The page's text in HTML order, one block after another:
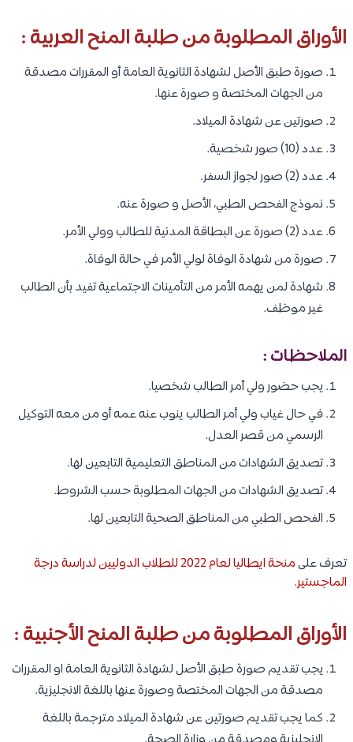
الأوراق المطلوبة من طلبة المنح العربية :
صورة طبق الأصل لشهادة الثانوية العامة أو المقررات مصدقة
من الجهات المختصة و صورة عنها.
صورتين عن شهادة الميلاد.
عدد (10) صور شخصية.
عدد (2) صور لجواز السفر.
نموذج الفحص الطبي، الأصل و صورة عنه.
عدد (2) صورة عن البطاقة المدنية للطالب وولي الأمر.
صورة من شهادة الوفاة لولي الأمر في حالة الوفاة.
شهادة لمن يهمه الأمر من التأمينات الاجتماعية تفيد بأن الطالب
غير موظف.
الملاحظات :
يجب حضور ولي أمر الطالب شخصيا.
في حال غياب ولي أمر الطالب ينوب عنه عمه أو من معه التوكيل
الرسمي من قصر العدل.
تصديق الشهادات من المناطق التعليمية التابعين لها.
تصديق الشهادات من الجهات المطلوبة حسب الشروط.
الفحص الطبي من المناطق الصحية التابعين لها.
تعرف على
منحة ايطاليا لعام 2022 للطلاب الدوليين لدراسة درجة
الماجستير.
الأوراق المطلوبة من طلبة المنح الأجنبية :
يجب تقديم صورة طبق الأصل لشهادة الثانوية العامة او المقررات
مصدقة من الجهات المختصة وصورة عنها باللغة الانجليزية.
كما يجب تقديم صورتين عن شهادة الميلاد مترجمة باللغة